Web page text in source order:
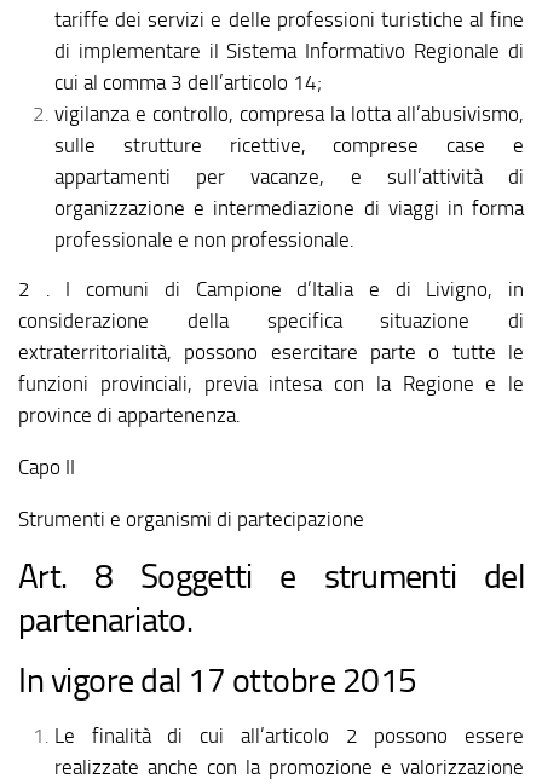
tariffe dei servizi e delle professioni turistiche al fine
di implementare il Sistema Informativo Regionale di
cui al comma 3 dell’articolo 14;
vigilanza e controllo, compresa la lotta all’abusivismo,
sulle strutture ricettive, comprese case e
appartamenti per vacanze, e sull’attività di
organizzazione e intermediazione di viaggi in forma
professionale e non professionale.
2 . I comuni di Campione d’Italia e di Livigno, in
considerazione della specifica situazione di
extraterritorialità, possono esercitare parte o tutte le
funzioni provinciali, previa intesa con la Regione e le
province di appartenenza.
Capo II
Strumenti e organismi di partecipazione
Art. 8 Soggetti e strumenti del
partenariato.
In vigore dal 17 ottobre 2015
Le finalità di cui all’articolo 2 possono essere
realizzate anche con la promozione e valorizzazione